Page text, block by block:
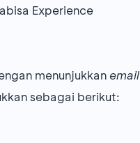
Experience
menunjukkan email
sebagai berikut: